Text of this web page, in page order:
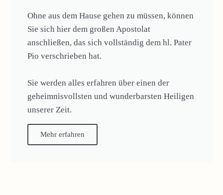
Ohne aus dem Hause gehen zu müssen, können
Sie sich hier dem großen Apostolat
anschließen, das sich vollständig dem hl. Pater
Pio verschrieben hat.
Sie werden alles erfahren über einen der
geheimnisvollsten und wunderbarsten Heiligen
unserer Zeit.
Mehr erfahren